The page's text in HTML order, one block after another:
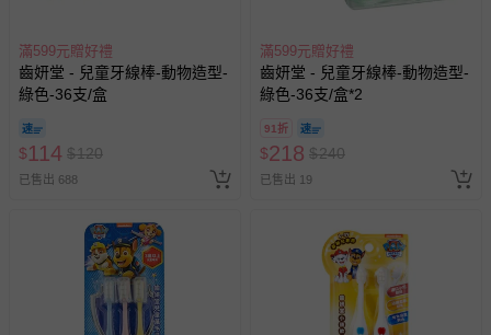
適用年齡：專為兒童設計，如出現不良症狀請立即停用並洽
詢醫師
使用方式：擠出適量，醫師建議飯後刷牙，每天最少2次，
每次至少2-3分鐘
適用對象：專為兒童設計
產地：台灣
內容量：60公克/2.12oz
滿599元贈好禮
齒妍堂 - 兒童牙線棒-動物造型-
綠色-36支/盒
$114 $120
已售出 688
滿599元贈好禮
齒妍堂 - 兒童牙線棒-動物造型-
綠色-36支/盒*2
91折
$218 $240
已售出 19